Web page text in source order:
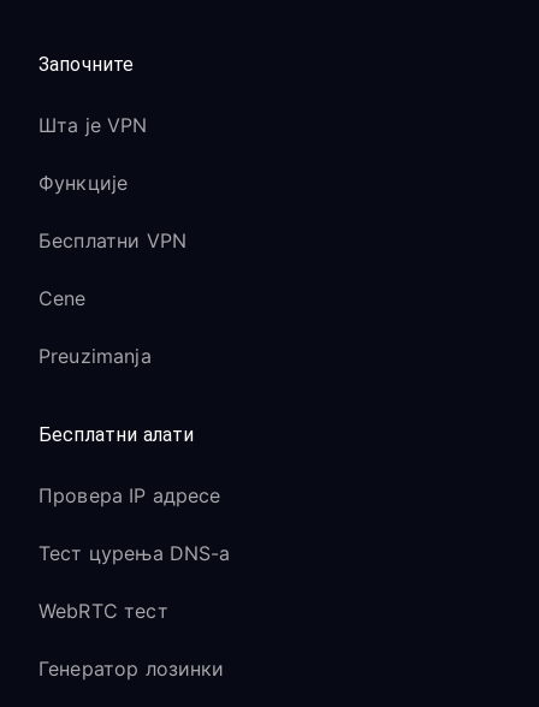
Започните
Шта је VPN
Функције
Бесплатни VPN
Cene
Preuzimanja
Бесплатни алати
Провера IP адресе
Тест цурења DNS-а
WebRTC тест
Генератор лозинки